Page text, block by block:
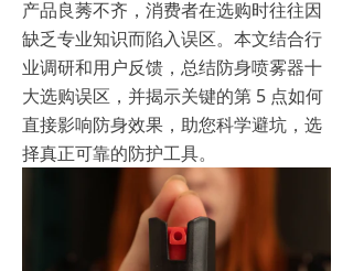
产品良莠不齐，消费者在选购时往往因
缺乏专业知识而陷入误区。本文结合行
业调研和用户反馈，总结防身喷雾器十
大选购误区，并揭示关键的第 5 点如何
直接影响防身效果，助您科学避坑，选
择真正可靠的防护工具。